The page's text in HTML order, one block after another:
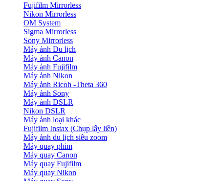
Fujifilm Mirrorless
Nikon Mirrorless
OM System
Sigma Mirrorless
Sony Mirrorless
Máy ảnh Du lịch
Máy ảnh Canon
Máy ảnh Fujifilm
Máy ảnh Nikon
Máy ảnh Ricoh -Theta 360
Máy ảnh Sony
Máy ảnh DSLR
Nikon DSLR
Máy ảnh loại khác
Fujifilm Instax (Chụp lấy liền)
Máy ảnh du lịch siêu zoom
Máy quay phim
Máy quay Canon
Máy quay Fujifilm
Máy quay Nikon